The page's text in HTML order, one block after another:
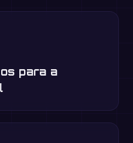
para a